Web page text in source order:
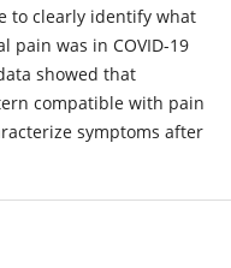
to clearly identify what
pain was in COVID-19
showed that
compatible with pain
symptoms after